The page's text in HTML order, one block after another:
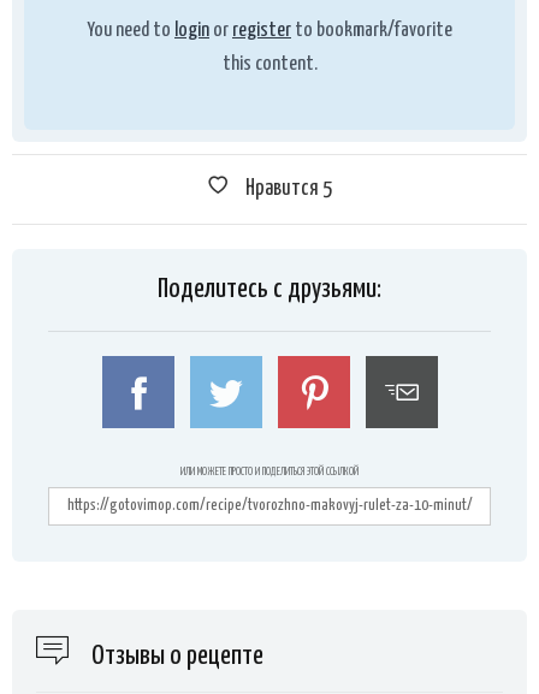
You need to login or register to bookmark/favorite
this content.
Нравится 5
Поделитесь с друзьями:
ИЛИ МОЖЕТЕ ПРОСТО И ПОДЕЛИТЬСЯ ЭТОЙ ССЫЛКОЙ
Отзывы о рецепте